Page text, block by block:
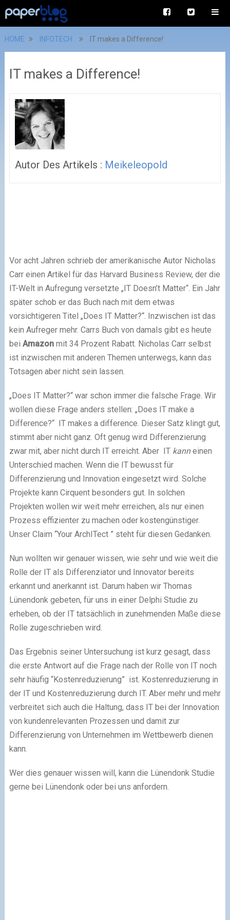
HOME INFOTECH IT makes a Difference!
IT makes a Difference!
Autor Des Artikels : Meikeleopold
Vor acht Jahren schrieb der amerikanische Autor Nicholas
Carr einen Artikel für das Harvard Business Review, der die
IT-Welt in Aufregung versetzte „IT Doesn’t Matter“. Ein Jahr
später schob er das Buch nach mit dem etwas
vorsichtigeren Titel „Does IT Matter?“. Inzwischen ist das
kein Aufreger mehr. Carrs Buch von damals gibt es heute
bei Amazonmit 34 Prozent Rabatt. Nicholas Carr selbst
ist inzwischen mit anderen Themen unterwegs, kann das
Totsagen aber nicht sein lassen.
„Does IT Matter?“ war schon immer die falsche Frage. Wir
wollen diese Frage anders stellen: „Does IT make a
Difference?“ IT makes a difference. Dieser Satz klingt gut,
stimmt aber nicht ganz. Oft genug wird Differenzierung
zwar mit, aber nicht durch IT erreicht. Aber IT kanneinen
Unterschied machen. Wenn die IT bewusst für
Differenzierung und Innovation eingesetzt wird. Solche
Projekte kann Cirquent besonders gut. In solchen
Projekten wollen wir weit mehr erreichen, als nur einen
Prozess effizienter zu machen oder kostengünstiger.
Unser Claim “Your ArchITect ” steht für diesen Gedanken.
Nun wollten wir genauer wissen, wie sehr und wie weit die
Rolle der IT als Differenziator und Innovator bereits
erkannt und anerkannt ist. Darum haben wir Thomas
Lünendonk gebeten, für uns in einer Delphi Studie zu
erheben, ob der IT tatsächlich in zunehmenden Maße diese
Rolle zugeschrieben wird.
Das Ergebnis seiner Untersuchung ist kurz gesagt, dass
die erste Antwort auf die Frage nach der Rolle von IT noch
sehr häufig “Kostenreduzierung” ist. Kostenreduzierung in
der IT und Kostenreduzierung durch IT. Aber mehr und mehr
verbreitet sich auch die Haltung, dass IT bei der Innovation
von kundenrelevanten Prozessen und damit zur
Differenzierung von Unternehmen im Wettbewerb dienen
kann.
Wer dies genauer wissen will, kann die Lünendonk Studie
gerne bei Lünendonk oder bei uns anfordern.